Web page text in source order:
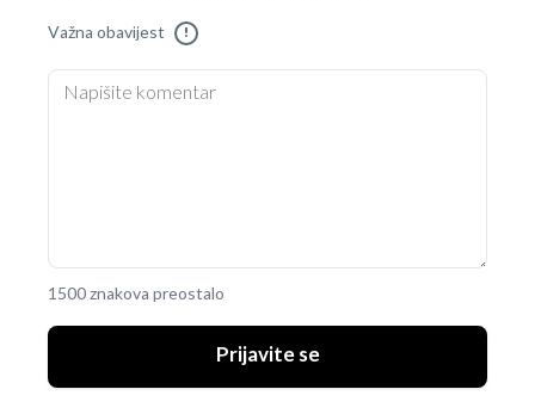
Važna obavijest !
1500 znakova preostalo
Prijavite se